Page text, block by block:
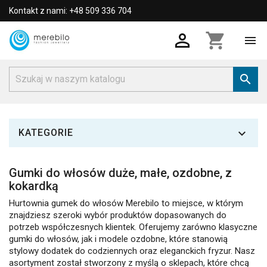
Kontakt z nami: +48 509 336 704
 shopping_cart 

KATEGORIE 
Gumki do włosów duże, małe, ozdobne, z
kokardką
Hurtownia gumek do włosów Merebilo to miejsce, w którym
znajdziesz szeroki wybór produktów dopasowanych do
potrzeb współczesnych klientek. Oferujemy zarówno klasyczne
gumki do włosów, jak i modele ozdobne, które stanowią
stylowy dodatek do codziennych oraz eleganckich fryzur. Nasz
asortyment został stworzony z myślą o sklepach, które chcą